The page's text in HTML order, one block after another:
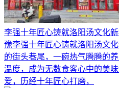
李强十年匠心铸就洛阳汤文化
豫李强十年匠心铸就洛阳汤文
的街头巷尾，一碗热气腾腾的
温度，成为无数食客心中的美
爱，历经十年匠心打磨，